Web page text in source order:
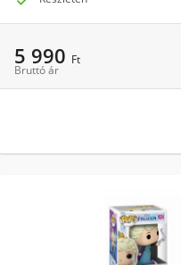
5 990 Ft
Bruttó ár